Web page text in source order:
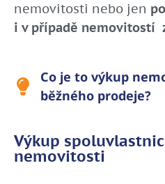
nemovitosti nebo jen
i v případě nemovitostí
Co je to výkup
běžného prodeje?
Výkup
nemovitosti